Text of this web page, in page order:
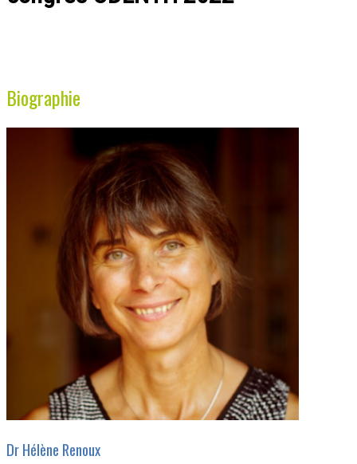
Biographie
Dr Hélène Renoux